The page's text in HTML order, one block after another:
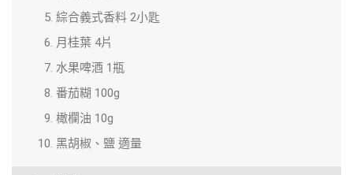
綜合義式香料 2小匙
月桂葉 4片
水果啤酒 1瓶
番茄糊 100g
橄欄油 10g
黑胡椒、鹽 適量